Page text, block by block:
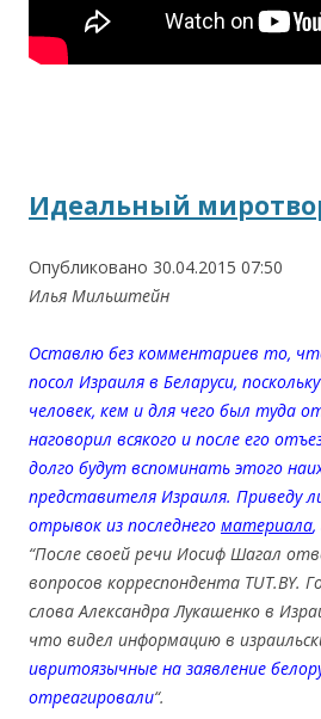
Идеальный
Опубликовано 30.04.2015 07:50
Илья Мильштейн
Оставлю без комментариев то,
посол Израиля в Беларуси,
человек, кем и для чего был туда
наговорил всякого и после его
долго будут вспоминать этого
представителя Израиля. Приведу
отрывок из последнего материала,
“После своей речи Иосиф Шагал
вопросов корреспондента TUT.BY.
слова Александра Лукашенко в
что видел информацию в
ивритоязычные на заявление
отреагировали“.